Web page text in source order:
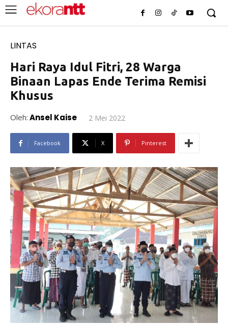
LINTAS
Hari Raya Idul Fitri, 28 Warga
Binaan Lapas Ende Terima Remisi
Khusus
Oleh: Ansel Kaise 2 Mei 2022
Facebook X Pinterest